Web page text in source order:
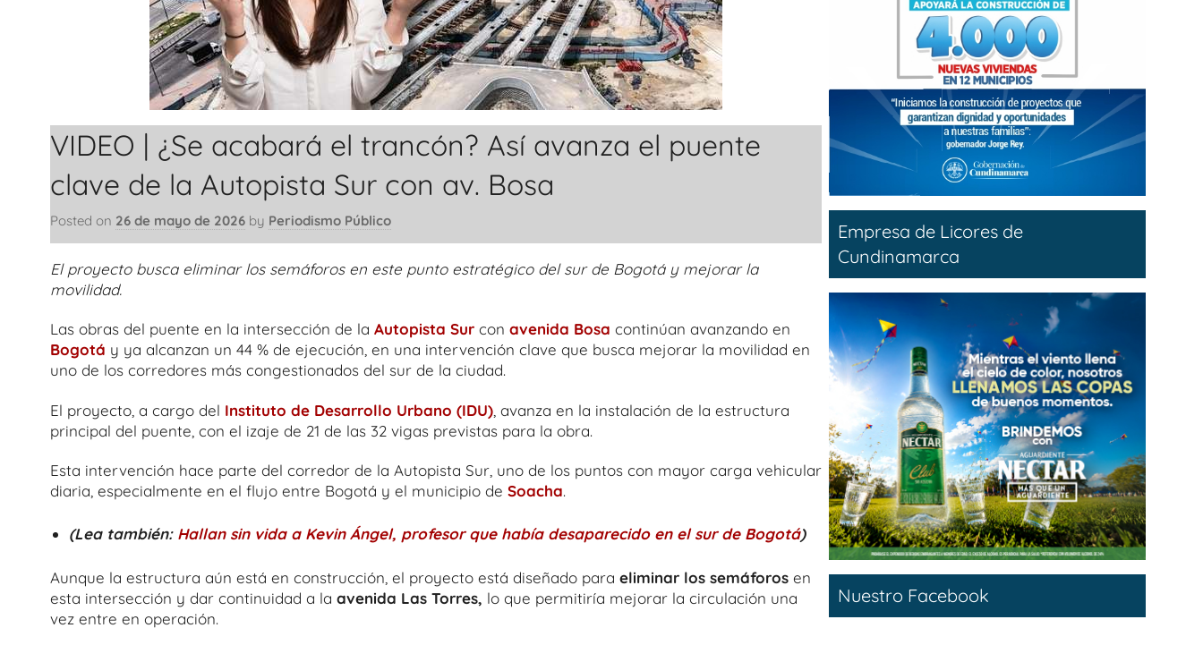
VIDEO | ¿Se acabará el trancón? Así avanza el puente
clave de la Autopista Sur con av. Bosa
Posted on 26 de mayo de 2026 by Periodismo Público
El proyecto busca eliminar los semáforos en este punto estratégico del sur de Bogotá y mejorar la
movilidad.
Las obras del puente en la intersección de la Autopista Sur con avenida Bosa continúan avanzando en
Bogotá y ya alcanzan un 44 % de ejecución, en una intervención clave que busca mejorar la movilidad en
uno de los corredores más congestionados del sur de la ciudad.
El proyecto, a cargo del Instituto de Desarrollo Urbano (IDU) , avanza en la instalación de la estructura
principal del puente, con el izaje de 21 de las 32 vigas previstas para la obra.
Esta intervención hace parte del corredor de la Autopista Sur, uno de los puntos con mayor carga vehicular
diaria, especialmente en el flujo entre Bogotá y el municipio de Soacha.
(Lea también: Hallan sin vida a Kevin Ángel, profesor que había desaparecido en el sur de Bogotá)
Aunque la estructura aún está en construcción, el proyecto está diseñado para eliminar los semáforos en
esta intersección y dar continuidad a la avenida Las Torres, lo que permitiría mejorar la circulación una
vez entre en operación.
Empresa de Licores de
Cundinamarca
Nuestro Facebook